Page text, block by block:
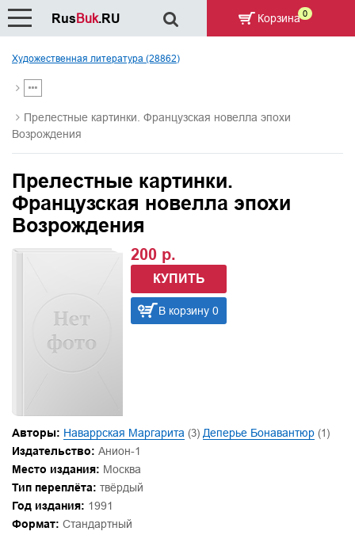
Художественная литература (28862)
Прелестные картинки. Французская новелла эпохи
Возрождения
Прелестные картинки.
Французская новелла эпохи
Возрождения
200 р.
КУПИТЬ
В корзину 0
Авторы: Наваррская Маргарита (3) Деперье Бонавантюр (1)
Издательство: Анион-1
Место издания: Москва
Тип переплёта: твёрдый
Год издания: 1991
Формат: Стандартный
RusBuk.RU Корзина 0